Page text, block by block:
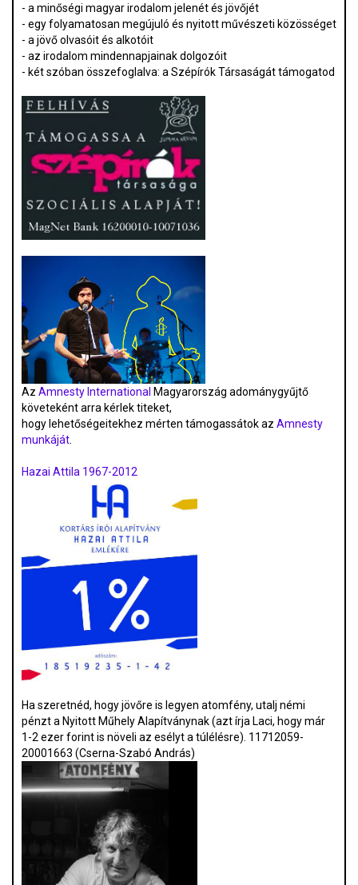
- a minőségi magyar irodalom jelenét és jövőjét
- egy folyamatosan megújuló és nyitott művészeti közösséget
- a jövő olvasóit és alkotóit
- az irodalom mindennapjainak dolgozóit
- két szóban összefoglalva: a Szépírók Társaságát támogatod
Az Amnesty International Magyarország adománygyűjtő
követeként arra kérlek titeket,
hogy lehetőségeitekhez mérten támogassátok az Amnesty
munkáját.
Hazai Attila 1967-2012
Ha szeretnéd, hogy jövőre is legyen atomfény, utalj némi
pénzt a Nyitott Műhely Alapítványnak (azt írja Laci, hogy már
1-2 ezer forint is növeli az esélyt a túlélésre). 11712059-
20001663 (Cserna-Szabó András)